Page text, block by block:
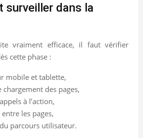
surveiller dans la
vraiment efficace, il faut vérifier
cette phase :
mobile et tablette,
des pages,
à l’action,
les pages,
parcours utilisateur.